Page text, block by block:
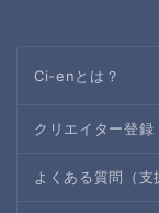
Ci-enとは？
クリエイター登録
よくある質問（支